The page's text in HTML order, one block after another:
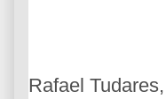
Rafael